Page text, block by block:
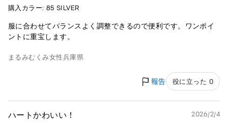
購入カラー: 85 SILVER
服に合わせてバランスよく調整できるので便利です。ワンポイ
ントに重宝します。
まるみむくみ女性兵庫県
報告 役に立った 0
ハートかわいい！ 2026/2/4